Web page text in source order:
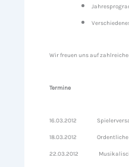
Wir freuen uns auf
Termine
16.03.2012
18.03.2012 Ordentliche
22.03.2012 Musikalische